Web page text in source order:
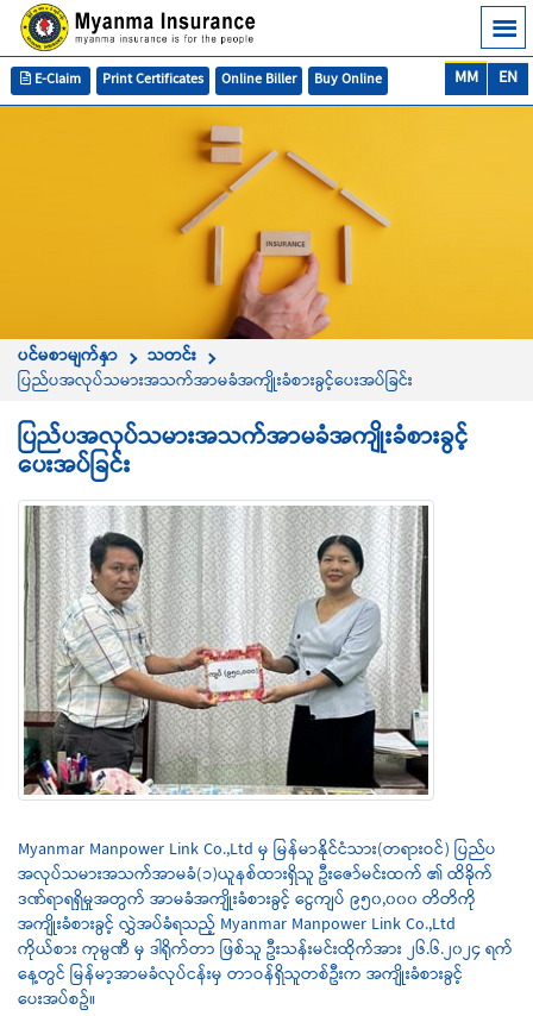
EN
MM
Buy Online
Online Biller
Print Certificates
E-Claim
ပင်မစာမျက်နှာ
သတင်း
ပြည်ပအလုပ်သမားအသက်အာမခံအကျိုးခံစားခွင့်ပေးအပ်ခြင်း
ပြည်ပအလုပ်သမားအသက်အာမခံအကျိုးခံစားခွင့်
ပေးအပ်ခြင်း
Myanmar Manpower Link Co.,Ltd မှ မြန်မာနိုင်ငံသား(တရားဝင်) ပြည်ပ
အလုပ်သမားအသက်အာမခံ(၁)ယူနစ်ထားရှိသူ ဦးဇော်မင်းထက် ၏ ထိခိုက်
ဒဏ်ရာရရှိမှုအတွက် အာမခံအကျိုးခံစားခွင့် ငွေကျပ် ၉၅၀,၀၀၀ တိတိကို
အကျိုးခံစားခွင့် လွှဲအပ်ခံရသည့် Myanmar Manpower Link Co.,Ltd
ကိုယ်စား ကုမ္ပဏီ မှ ဒါရိုက်တာ ဖြစ်သူ ဦးသန်းမင်းထိုက်အား ၂၆.၆.၂၀၂၄ ရက်
နေ့တွင် မြန်မာ့အာမခံလုပ်ငန်းမှ တာဝန်ရှိသူတစ်ဦးက အကျိုးခံစားခွင့်
ပေးအပ်စဥ်။